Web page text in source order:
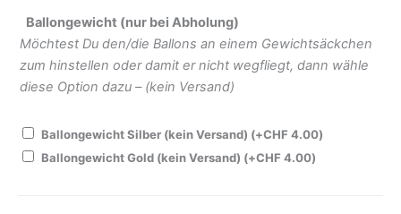
Ballongewicht (nur bei Abholung)
Möchtest Du den/die Ballons an einem Gewichtsäckchen
zum hinstellen oder damit er nicht wegfliegt, dann wähle
diese Option dazu – (kein Versand)
Ballongewicht Silber (kein Versand) (+CHF 4.00)
Ballongewicht Gold (kein Versand) (+CHF 4.00)